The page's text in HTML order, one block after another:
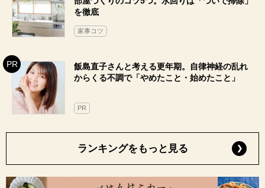
汚部屋暮らしから一変、「キッチンが散らから
ない」収納の工夫4つ。小さな工夫で戻しやすい
収納
家がキレイな人の「涼しげで掃除もしやすい」
部屋づくりのコツ5つ。水回りは「ついで掃除」
家事コツ
飯島直子さんと考える更年期。自律神経の乱れ